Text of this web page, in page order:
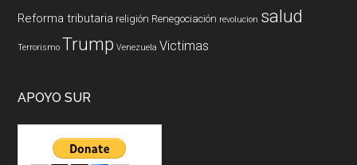
Reforma tributaria religión Renegociación revolucion salud
Terrorismo Trump Venezuela Victimas
APOYO SUR